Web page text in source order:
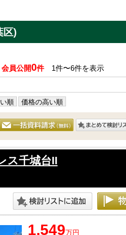
ーデン西船橋 月城の杜Ⅱ〔第1期〕
レオガーデン船橋 大楠の杜
レオガーデン成田公津 煌羅の杜
お預かりしている物件
レオガーデン倶楽部について
ルハウスのセルフ見学 最強の家
自由設計・建築設計
買取ご相談・無料査定
区)
会員公開0件1件〜6件を表示
順 価格の高い順
ス千城台II
1,549万円